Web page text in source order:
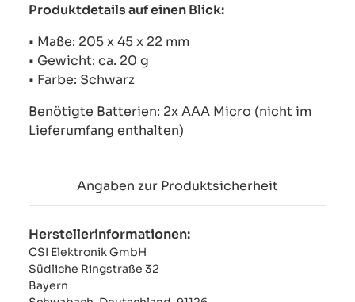
Produktdetails auf einen Blick:
• Maße: 205 x 45 x 22 mm
• Gewicht: ca. 20 g
• Farbe: Schwarz
Benötigte Batterien: 2x AAA Micro (nicht im
Lieferumfang enthalten)
Angaben zur Produktsicherheit
Herstellerinformationen:
CSI Elektronik GmbH
Südliche Ringstraße 32
Bayern